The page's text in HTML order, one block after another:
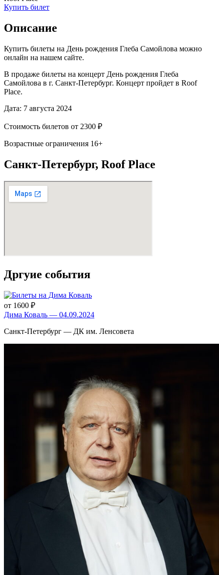
Купить билет
Описание
Купить билеты на День рождения Глеба Самойлова можно
онлайн на нашем сайте.
В продаже билеты на концерт День рождения Глеба
Самойлова в г. Санкт-Петербург. Концерт пройдет в Roof
Place.
Дата: 7 августа 2024
Стоимость билетов от 2300 ₽
Возрастные ограничения 16+
Санкт-Петербург, Roof Place
Дргуие события
от 1600 ₽
Дима Коваль — 04.09.2024
Санкт-Петербург — ДК им. Ленсовета